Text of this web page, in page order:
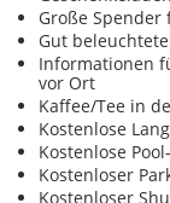
Große
Gut
Informationen
vor Ort
Kaffee/Tee in
Kostenlose
Kostenlose
Kostenloser
Kostenloser